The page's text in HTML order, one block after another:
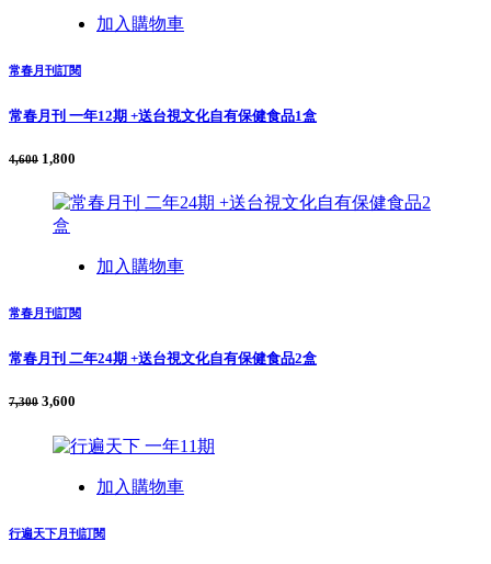
加入購物車
常春月刊訂閱
常春月刊 一年12期 +送台視文化自有保健食品1盒
4,600 1,800
加入購物車
常春月刊訂閱
常春月刊 二年24期 +送台視文化自有保健食品2盒
7,300 3,600
加入購物車
行遍天下月刊訂閱